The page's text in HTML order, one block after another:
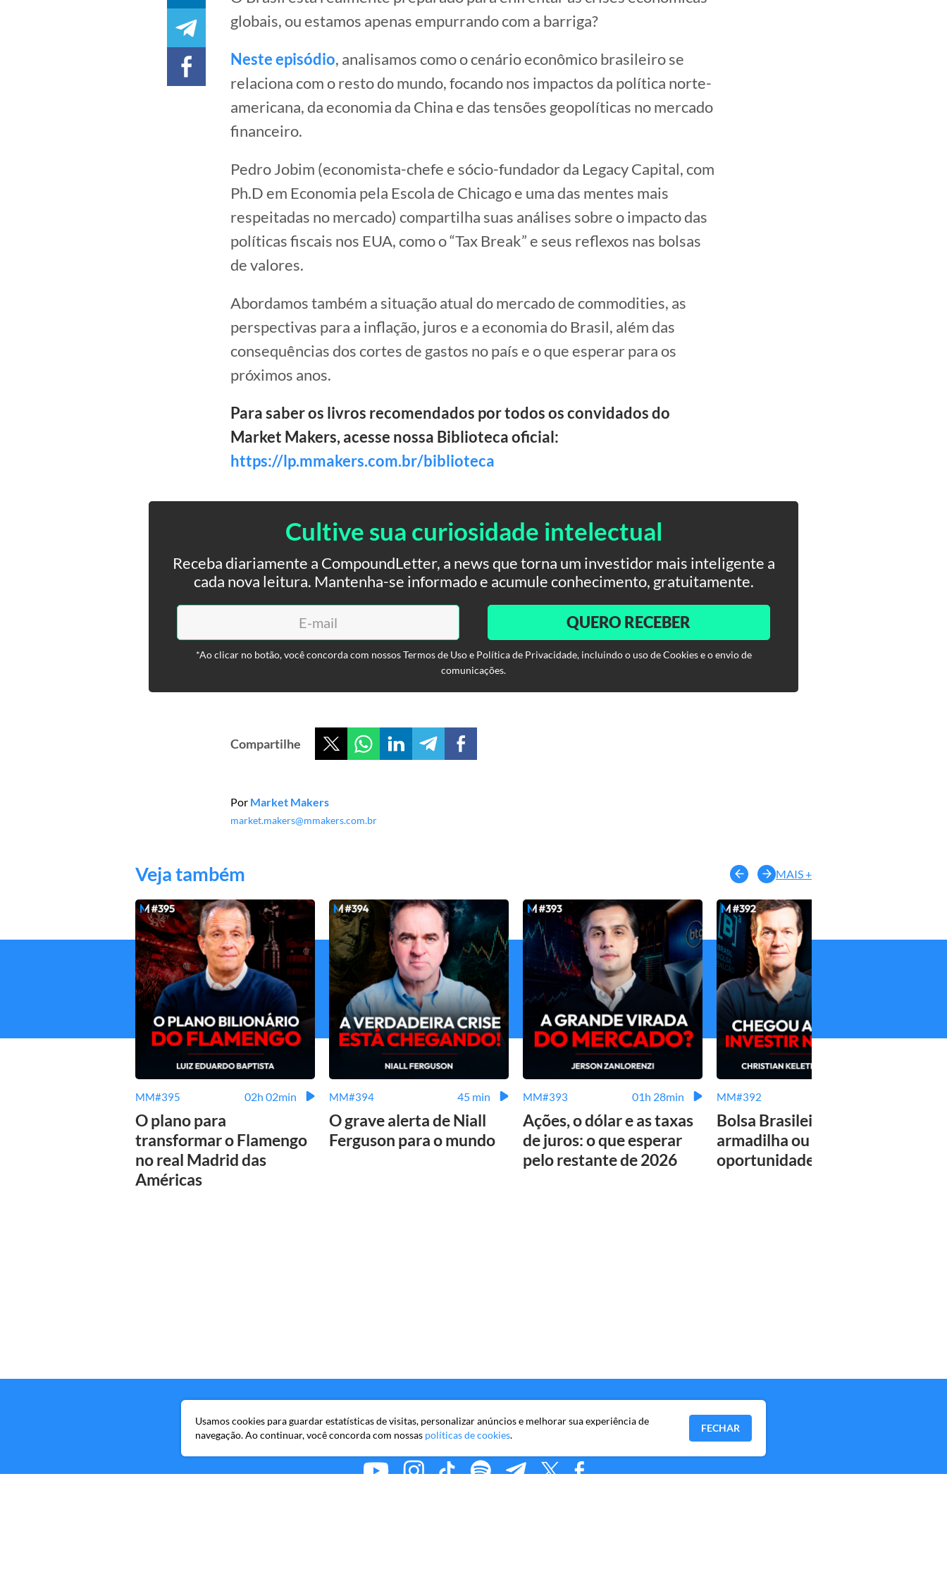
globais, ou estamos apenas empurrando com a barriga?
Neste episódio, analisamos como o cenário econômico brasileiro se
relaciona com o resto do mundo, focando nos impactos da política norte-
americana, da economia da China e das tensões geopolíticas no mercado
financeiro.
Pedro Jobim (economista-chefe e sócio-fundador da Legacy Capital, com
Ph.D em Economia pela Escola de Chicago e uma das mentes mais
respeitadas no mercado) compartilha suas análises sobre o impacto das
políticas fiscais nos EUA, como o “Tax Break” e seus reflexos nas bolsas
de valores.
Abordamos também a situação atual do mercado de commodities, as
perspectivas para a inflação, juros e a economia do Brasil, além das
consequências dos cortes de gastos no país e o que esperar para os
próximos anos.
Para saber os livros recomendados por todos os convidados do
Market Makers, acesse nossa Biblioteca oficial:
https://lp.mmakers.com.br/biblioteca
Cultive sua curiosidade intelectual
Receba diariamente a CompoundLetter, a news que torna um investidor mais inteligente a
cada nova leitura. Mantenha-se informado e acumule conhecimento, gratuitamente.
QUERO RECEBER
*Ao clicar no botão, você concorda com nossos Termos de Uso e Política de Privacidade, incluindo o uso de Cookies e o envio de
comunicações.
Compartilhe
Por Market Makers
market.makers@mmakers.com.br
Veja também MAIS +
MM#395 02h 02min
O plano para
transformar o Flamengo
no real Madrid das
Américas
MM#394 45 min
O grave alerta de Niall
Ferguson para o mundo
MM#393 01h 28min
Ações, o dólar e as taxas
de juros: o que esperar
pelo restante de 2026
MM#392
Bolsa Brasileira:
armadilha ou
oportunidade única?
Usamos cookies para guardar estatísticas de visitas, personalizar anúncios e melhorar sua experiência de
navegação. Ao continuar, você concorda com nossas políticas de cookies.
FECHAR